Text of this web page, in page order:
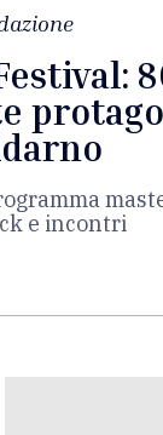
e incontri